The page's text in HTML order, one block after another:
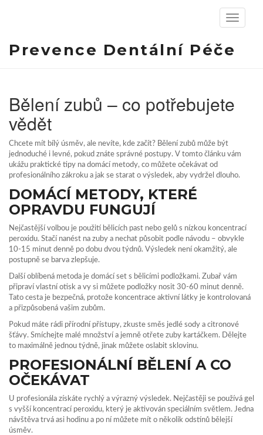
Zobrazit
navigaci
Prevence Dentální Péče
Bělení zubů – co potřebujete
vědět
Chcete mít bílý úsměv, ale nevíte, kde začít? Bělení zubů může být
jednoduché i levné, pokud znáte správné postupy. V tomto článku vám
ukážu praktické tipy na domácí metody, co můžete očekávat od
profesionálního zákroku a jak se starat o výsledek, aby vydržel dlouho.
DOMÁCÍ METODY, KTERÉ
OPRAVDU FUNGUJÍ
Nejčastější volbou je použití bělicích past nebo gelů s nízkou koncentrací
peroxidu. Stačí nanést na zuby a nechat působit podle návodu – obvykle
10‑15 minut denně po dobu dvou týdnů. Výsledek není okamžitý, ale
postupně se barva zlepšuje.
Další oblíbená metoda je domácí set s bělicími podložkami. Zubař vám
připraví vlastní otisk a vy si můžete podložky nosit 30‑60 minut denně.
Tato cesta je bezpečná, protože koncentrace aktivní látky je kontrolovaná
a přizpůsobená vašim zubům.
Pokud máte rádi přírodní přístupy, zkuste směs jedlé sody a citronové
šťávy. Smíchejte malé množství a jemně otřete zuby kartáčkem. Dělejte
to maximálně jednou týdně, jinak můžete oslabit sklovinu.
PROFESIONÁLNÍ BĚLENÍ A CO
OČEKÁVAT
U profesionála získáte rychlý a výrazný výsledek. Nejčastěji se používá gel
s vyšší koncentrací peroxidu, který je aktivován speciálním světlem. Jedna
návštěva trvá asi hodinu a po ní můžete mít o několik odstínů bělejší
úsměv.